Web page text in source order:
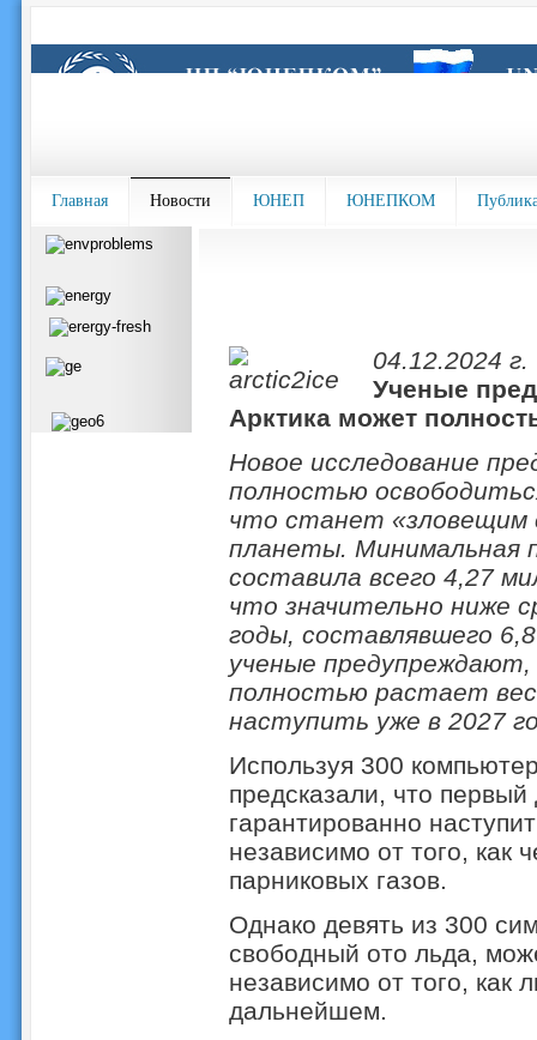
Главная Новости ЮНЕП ЮНЕПКОМ
04.12.2024 г.
Ученые
Арктика может
Новое исследование
полностью
что станет «зловещим
планеты. Минимальная
составила всего 4,27
что значительно ниже
годы, составлявшего
ученые
полностью растает
наступить уже в 2027
Используя 300
предсказали, что
гарантированно
независимо от того, как
парниковых газов.
Однако девять из 300
свободный ото льда,
независимо от того, как
дальнейшем.